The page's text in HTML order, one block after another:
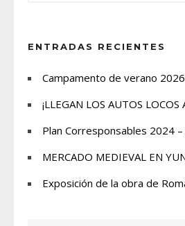
ENTRADAS RECIENTES
Campamento de verano 2026
¡LLEGAN LOS AUTOS LOCOS
Plan Corresponsables 2024
MERCADO MEDIEVAL EN
Exposición de la obra de